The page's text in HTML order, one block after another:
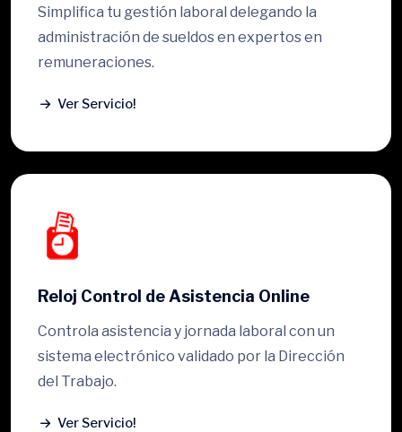
Simplifica tu gestión laboral delegando la
administración de sueldos en expertos en
remuneraciones.
Ver Servicio!
Reloj Control de Asistencia Online
Controla asistencia y jornada laboral con un
sistema electrónico validado por la Dirección
del Trabajo.
Ver Servicio!